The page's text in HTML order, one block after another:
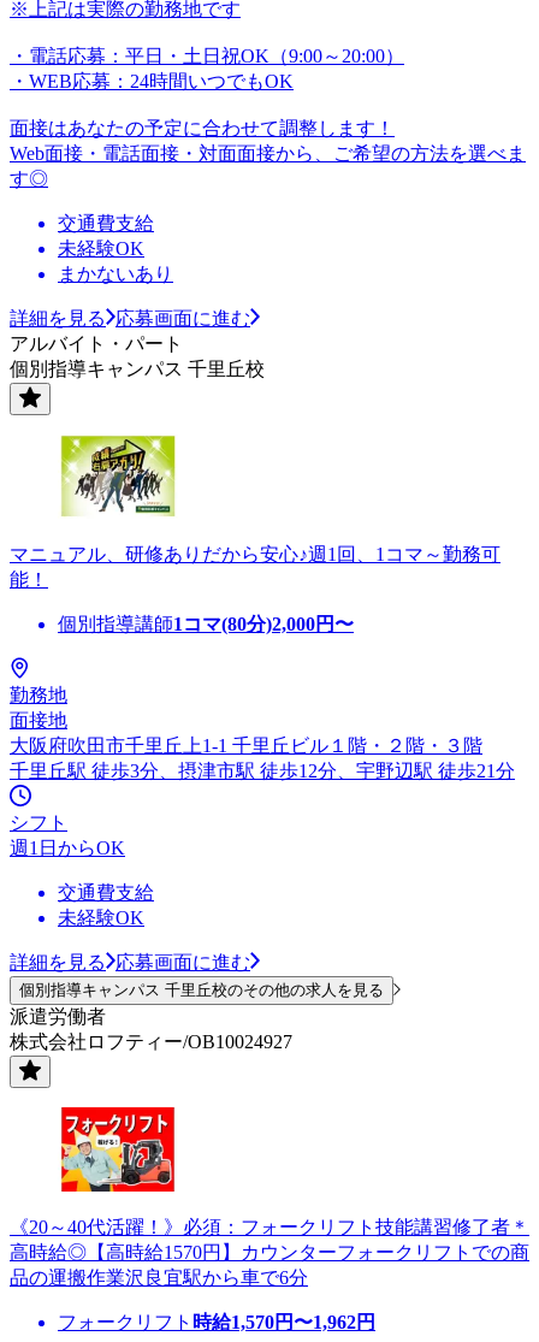
※上記は実際の勤務地です
・電話応募：平日・土日祝OK（9:00～20:00）
・WEB応募：24時間いつでもOK
面接はあなたの予定に合わせて調整します！
Web面接・電話面接・対面面接から、ご希望の方法を選べま
す◎
交通費支給
未経験OK
まかないあり
詳細を見る
応募画面に進む
アルバイト・パート
個別指導キャンパス 千里丘校
マニュアル、研修ありだから安心♪週1回、1コマ～勤務可
能！
個別指導講師1コマ(80分)2,000円〜
勤務地
面接地
大阪府吹田市千里丘上1-1 千里丘ビル１階・２階・３階
千里丘駅 徒歩3分、摂津市駅 徒歩12分、宇野辺駅 徒歩21分
シフト
週1日からOK
交通費支給
未経験OK
詳細を見る 応募画面に進む
個別指導キャンパス 千里丘校のその他の求人を見る
派遣労働者
株式会社ロフティー/OB10024927
《20～40代活躍！》必須：フォークリフト技能講習修了者＊
高時給◎【高時給1570円】カウンターフォークリフトでの商
品の運搬作業沢良宜駅から車で6分
フォークリフト 時給1,570円〜1,962円